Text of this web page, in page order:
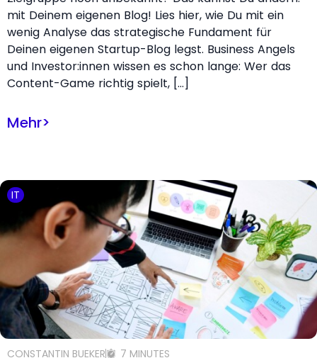
mit Deinem eigenen Blog! Lies hier, wie Du mit ein
wenig Analyse das strategische Fundament für
Deinen eigenen Startup-Blog legst. Business Angels
und Investor:innen wissen es schon lange: Wer das
Content-Game richtig spielt, […]
Mehr>
IT
CONSTANTIN BUEKER 7 MINUTES